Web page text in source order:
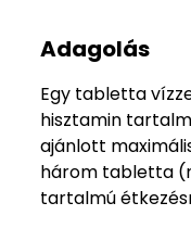
Adagolás
Egy tabletta
hisztamin
ajánlott
három tabletta
tartalmú